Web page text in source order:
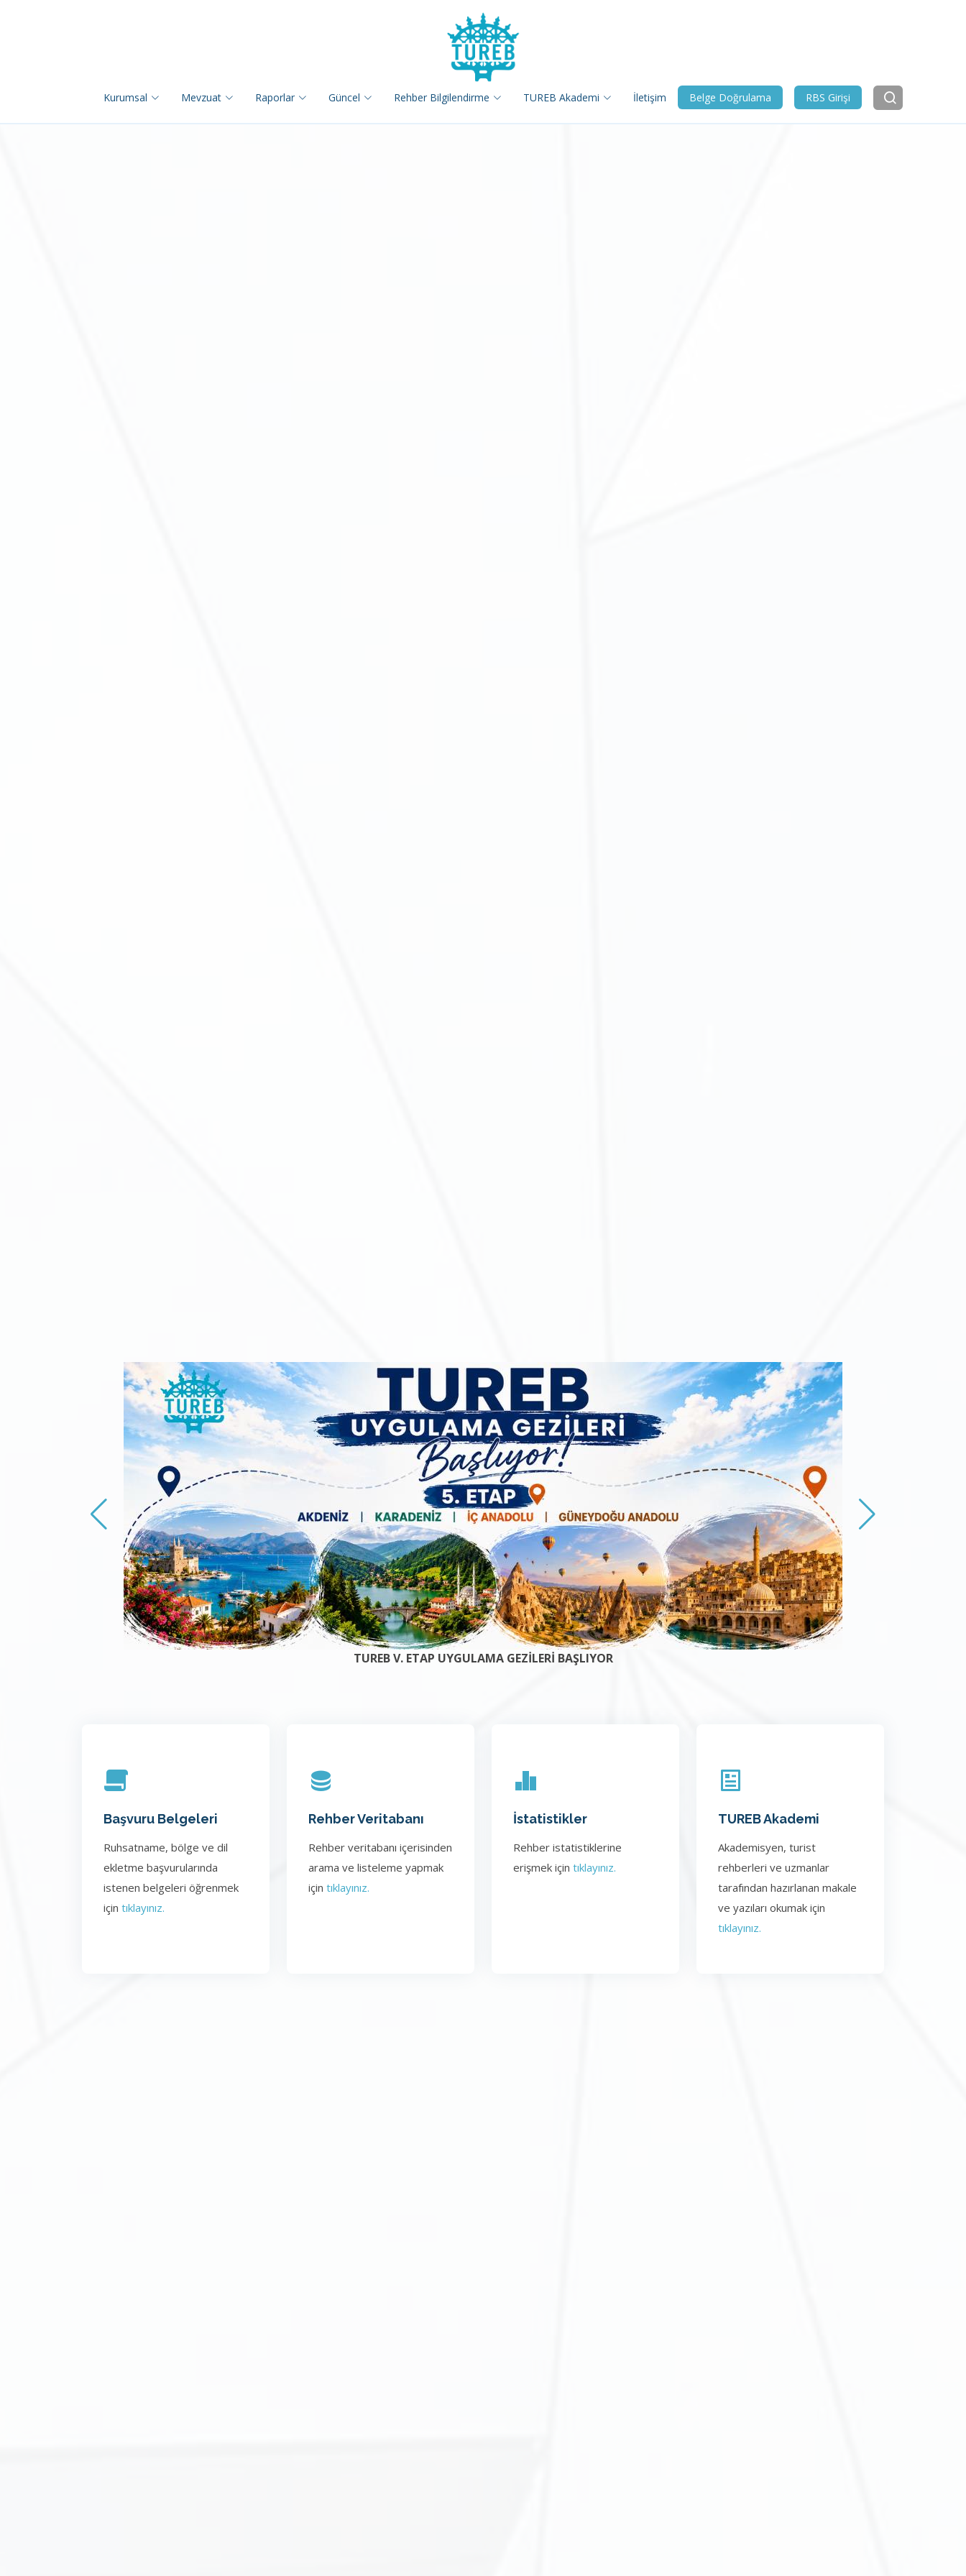
Kurumsal Mevzuat Raporlar Güncel Rehber Bilgilendirme TUREB Akademi İletişim Belge Doğrulama RBS Girişi
TUREB V. ETAP UYGULAMA GEZİLERİ BAŞLIYOR
Başvuru Belgeleri
Ruhsatname, bölge ve dil
ekletme başvurularında
istenen belgeleri öğrenmek
için tıklayınız.
Rehber Veritabanı
Rehber veritabanı içerisinden
arama ve listeleme yapmak
için tıklayınız.
İstatistikler
Rehber istatistiklerine
erişmek için tıklayınız.
TUREB Akademi
Akademisyen, turist
rehberleri ve uzmanlar
tarafından hazırlanan makale
ve yazıları okumak için
tıklayınız.